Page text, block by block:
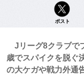
ポスト
Jリーグ8クラブで
歳でスパイクを脱ぐ
の大ケガや戦力外通